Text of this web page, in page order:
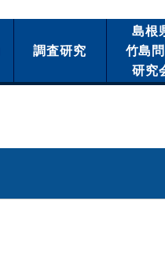
調査研究
島根
竹島
研究